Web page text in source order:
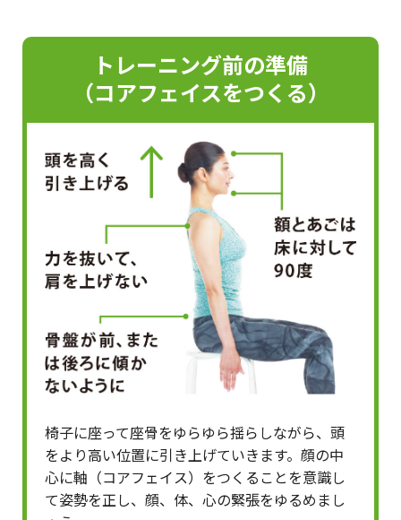
トレーニング前の準備
（コアフェイスをつくる）
椅子に座って座骨をゆらゆら揺らしながら、頭
をより高い位置に引き上げていきます。顔の中
心に軸（コアフェイス）をつくることを意識し
て姿勢を正し、顔、体、心の緊張をゆるめまし